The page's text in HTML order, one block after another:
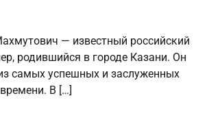
— известный российский
родившийся в городе Казани. Он
самых успешных и заслуженных
В […]